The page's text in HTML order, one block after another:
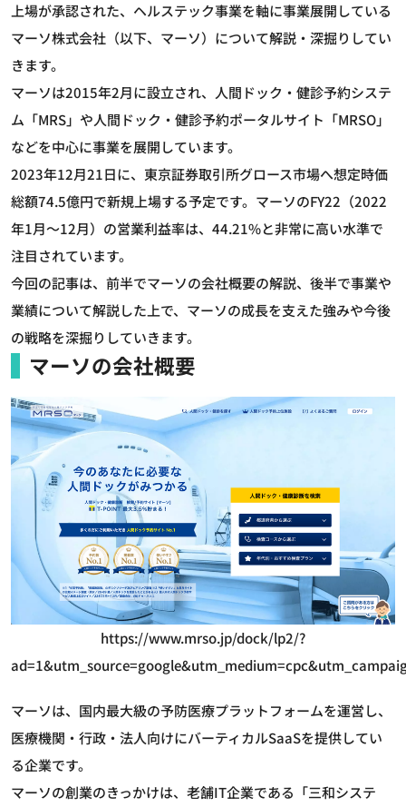
上場が承認された、ヘルステック事業を軸に事業展開している
マーソ株式会社（以下、マーソ）について解説・深掘りしてい
きます。
マーソは2015年2月に設立され、人間ドック・健診予約システ
ム「MRS」や人間ドック・健診予約ポータルサイト「MRSO」
などを中心に事業を展開しています。
2023年12月21日に、東京証券取引所グロース市場へ想定時価
総額74.5億円で新規上場する予定です。マーソのFY22（2022
年1月～12月）の営業利益率は、44.21%と非常に高い水準で
注目されています。
今回の記事は、前半でマーソの会社概要の解説、後半で事業や
業績について解説した上で、マーソの成長を支えた強みや今後
の戦略を深掘りしていきます。
マーソの会社概要
https://www.mrso.jp/dock/lp2/?
マーソは、国内最大級の予防医療プラットフォームを運営し、
医療機関・行政・法人向けにバーティカルSaaSを提供してい
る企業です。
マーソの創業のきっかけは、老舗IT企業である「三和システ